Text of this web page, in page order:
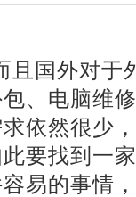
国外对于
、电脑维
依然很少
要找到一
易的事情